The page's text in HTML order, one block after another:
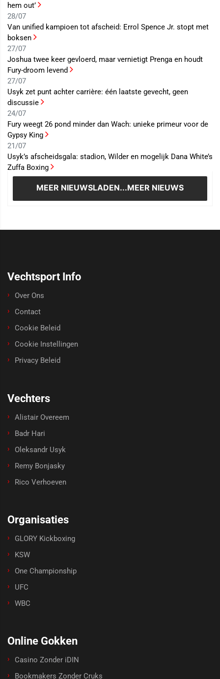
hem out’
28/07
Van unified kampioen tot afscheid: Errol Spence Jr. stopt met
boksen
27/07
Joshua twee keer gevloerd, maar vernietigt Prenga en houdt
Fury-droom levend
27/07
Usyk zet punt achter carrière: één laatste gevecht, geen
discussie
24/07
Fury weegt 26 pond minder dan Wach: unieke primeur voor de
Gypsy King
21/07
Usyk’s afscheidsgala: stadion, Wilder en mogelijk Dana White’s
Zuffa Boxing
MEER NIEUWSLADEN...MEER NIEUWS
Vechtsport Info
Over Ons
Contact
Cookie Beleid
Cookie Instellingen
Privacy Beleid
Vechters
Alistair Overeem
Badr Hari
Oleksandr Usyk
Remy Bonjasky
Rico Verhoeven
Organisaties
GLORY Kickboxing
KSW
One Championship
UFC
WBC
Online Gokken
Casino Zonder iDIN
Bookmakers Zonder Cruks